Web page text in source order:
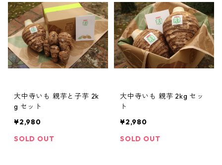
大中寺いも 親芋と子芋 2k
g セット
¥2,980
SOLD OUT
大中寺いも 親芋 2kg セッ
ト
¥2,980
SOLD OUT